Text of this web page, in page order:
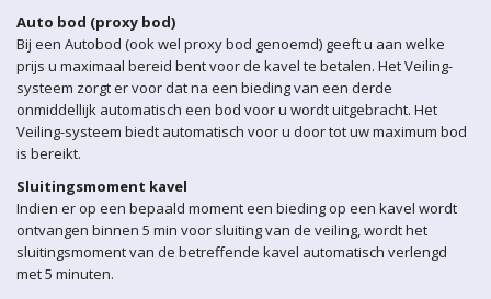
Auto bod (proxy bod)
Bij een Autobod (ook wel proxy bod genoemd) geeft u aan welke
prijs u maximaal bereid bent voor de kavel te betalen. Het Veiling-
systeem zorgt er voor dat na een bieding van een derde
onmiddellijk automatisch een bod voor u wordt uitgebracht. Het
Veiling-systeem biedt automatisch voor u door tot uw maximum bod
is bereikt.
Sluitingsmoment kavel
Indien er op een bepaald moment een bieding op een kavel wordt
ontvangen binnen 5 min voor sluiting van de veiling, wordt het
sluitingsmoment van de betreffende kavel automatisch verlengd
met 5 minuten.